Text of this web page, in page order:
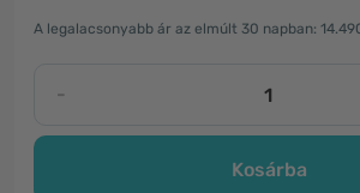
A legalacsonyabb ár az elmúlt 30 napban:
-
Kosárba